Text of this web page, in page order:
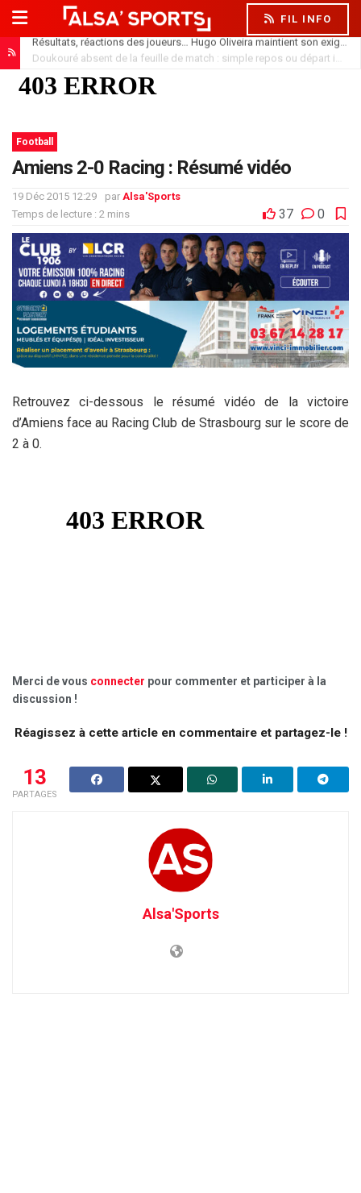
FIL INFO
Doukouré absent de la feuille de match : simple repos ou départ imminent ?
Football
Amiens 2-0 Racing : Résumé vidéo
19 Déc 2015 12:29 par Alsa'Sports
Temps de lecture : 2 mins
37 0
Retrouvez ci-dessous le résumé vidéo de la victoire
d’Amiens face au Racing Club de Strasbourg sur le score de
2 à 0.
Merci de vous connecter pour commenter et participer à la
discussion !
Réagissez à cette article en commentaire et partagez-le !
13
PARTAGES
Alsa'Sports